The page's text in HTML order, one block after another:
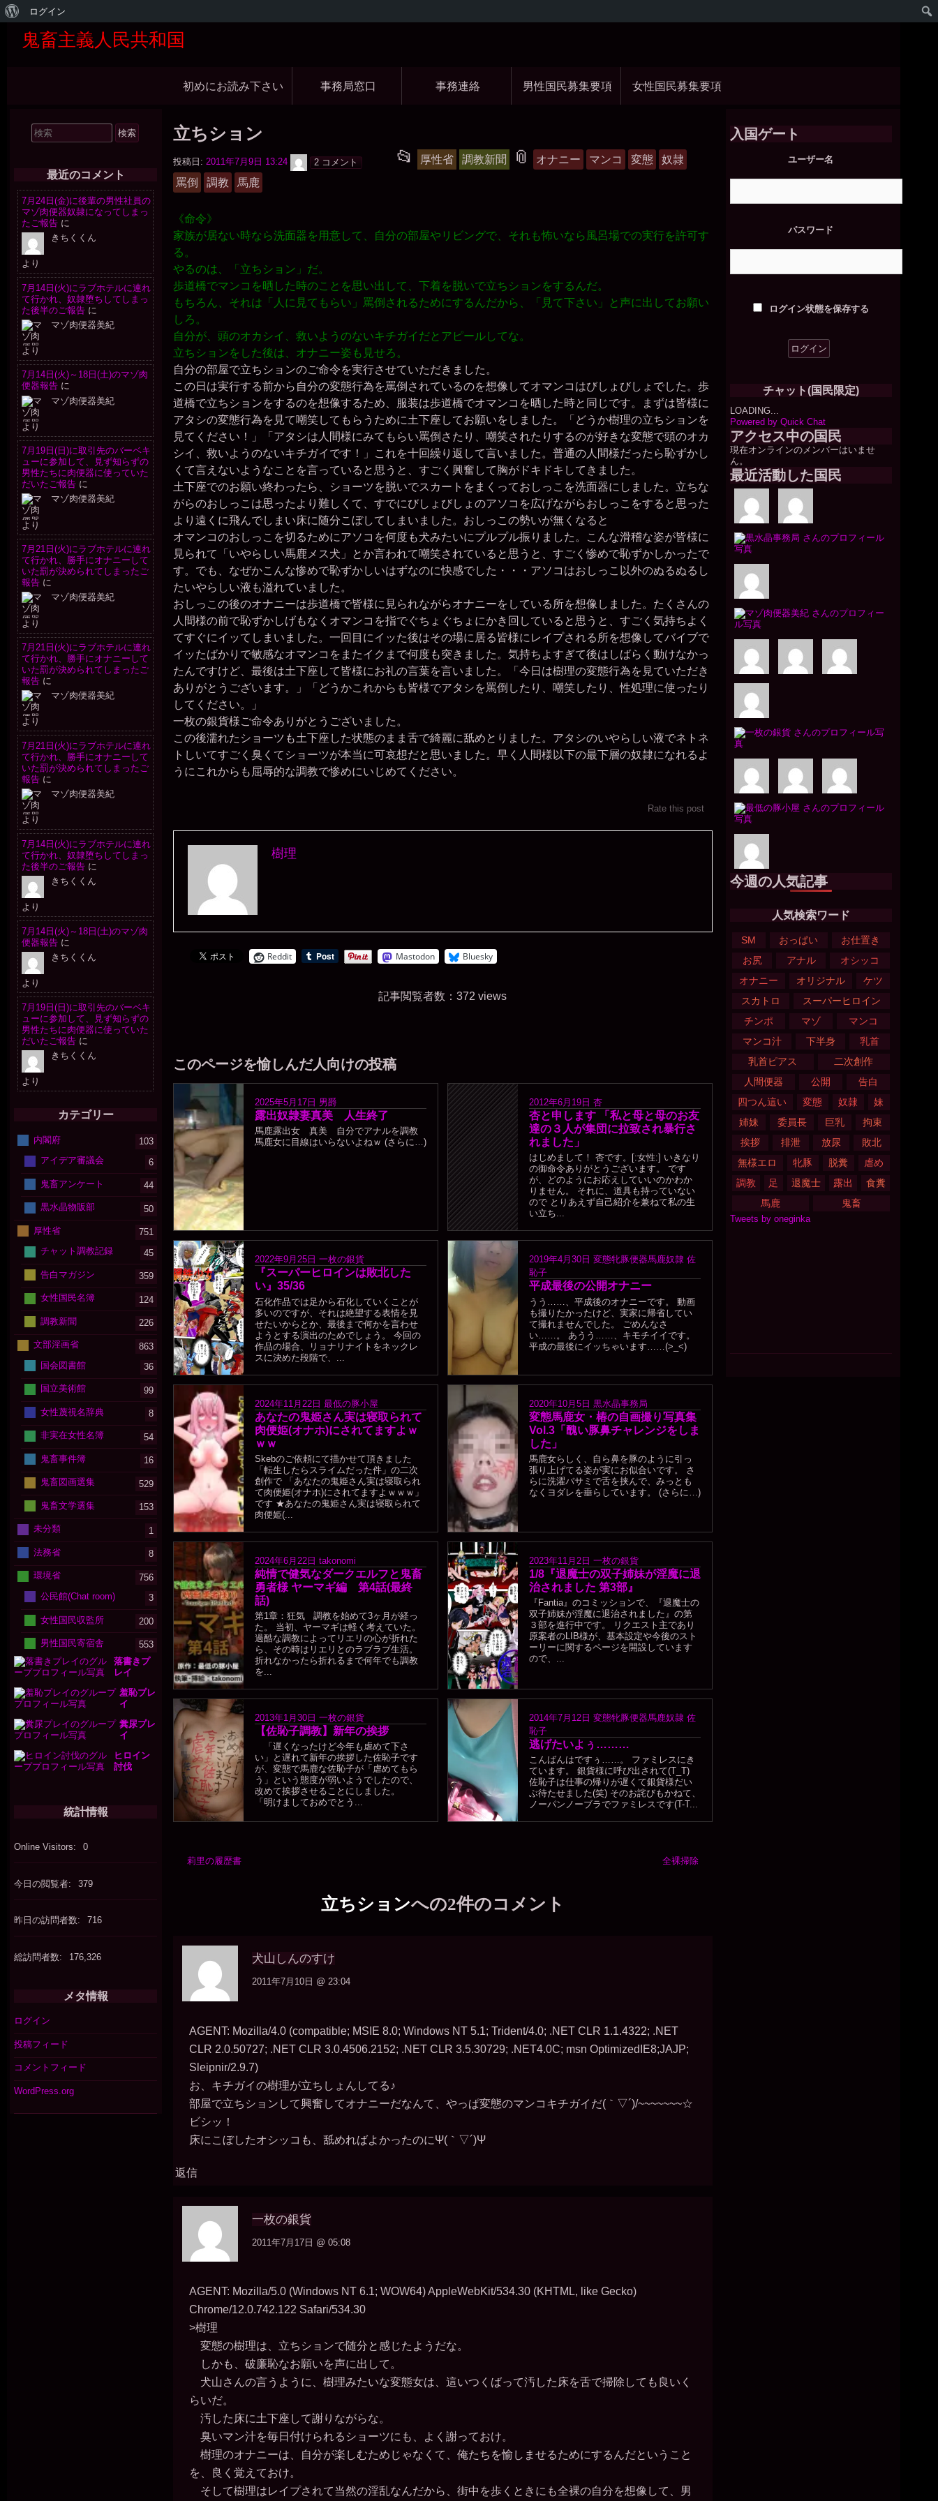
WordPress
に
ログイン
ツ
へ
プ
鬼畜主義人民共和国
ー
シ
ョ
ン
初めにお読み下さい 事務局窓口 事務連絡 男性国民募集要項 女性国民募集要項
立ちション
投稿日: 2011年7月9日 13:24
理2 コメント 📂 投
ー
厚性省 調教新聞 📎 タ
オナニー マンコ 変態
奴隷
罵倒
調教 馬鹿
《命令》
家族が居ない時なら洗面器を用意して、自分の部屋やリビングで、それも怖いなら風呂場での実行を許可す
る。
やるのは、「立ちション」だ。
歩道橋でマンコを晒した時のことを思い出して、下着を脱いで立ちションをするんだ。
もちろん、それは「人に見てもらい」罵倒されるためにするんだから、「見て下さい」と声に出してお願い
しろ。
自分が、頭のオカシイ、救いようのないキチガイだとアピールしてな。
立ちションをした後は、オナニー姿も見せろ。
自分の部屋で立ちションのご命令を実行させていただきました。
この日は実行する前から自分の変態行為を罵倒されているのを想像してオマンコはびしょびしょでした。歩
道橋で立ちションをするのを想像するため、服装は歩道橋でオマンコを晒した時と同じです。まずは皆様に
アタシの変態行為を見て嘲笑してもらうために土下座してお願いをしました。「どうか樹理の立ちションを
見てください！」「アタシは人間様にみてもらい罵倒さたり、嘲笑されたりするのが好きな変態で頭のオカ
シイ、救いようのないキチガイです！」これを十回繰り返して言いました。普通の人間様だったら恥ずかし
くて言えないようなことを言っていると思うと、すごく興奮して胸がドキドキしてきました。
土下座でのお願い終わったら、ショーツを脱いでスカートをまくっておしっこを洗面器にしました。立ちな
がらのおしっこは思ったより難しくて、すでにびしょびしょのアソコを広げながらおしっこをすると思った
より遠くに飛んでしまい床に随分こぼしてしまいました。おしっこの勢いが無くなると
オマンコのおしっこを切るためにアソコを何度も犬みたいにプルプル振りました。こんな滑稽な姿が皆様に
見られて「いやらしい馬鹿メス犬」とか言われて嘲笑されていると思うと、すごく惨めで恥ずかしかったで
す。でも、なぜかこんな惨めで恥ずかしいはずなのに快感でした・・・アソコはおしっこ以外のぬるぬるし
たいやらしい液も溢れていました。
おしっこの後のオナニーは歩道橋で皆様に見られながらオナニーをしている所を想像しました。たくさんの
人間様の前で恥ずかしげもなくオマンコを指でぐちょぐちょにかき回していると思うと、すごく気持ちよく
てすぐにイッてしまいました。一回目にイッた後はその場に居る皆様にレイプされる所を想像してバイブで
イッたばかりで敏感なオマンコをまたイクまで何度も突きました。気持ちよすぎて後はしばらく動けなかっ
たんですけど、最後は土下座して皆様にお礼の言葉を言いました。「今日は樹理の変態行為を見ていただき
ありがとうございます。」「どうかこれからも皆様でアタシを罵倒したり、嘲笑したり、性処理に使ったり
してください。」
一枚の銀貨様ご命令ありがとうございました。
この後濡れたショーツも土下座した状態のまま舌で綺麗に舐めとりました。アタシのいやらしい液でネトネ
トしいてすごく臭くてショーツが本当に可哀想だと思いました。早く人間様以下の最下層の奴隷になれるよ
うにこれからも屈辱的な調教で惨めにいじめてください。
Rate this post
樹理
Reddit Mastodon Bluesky
記事閲覧者数：372 views
このページを愉しんだ人向けの投稿
2025年5月17日 男爵
露出奴隷妻真美 人生終了
馬鹿露出女 真美 自分でアナルを調教
馬鹿女に目線はいらないよねｗ (さらに…)
2012年6月19日 杏
杏と申します 「私と母と母のお友
達の３人が集団に拉致され暴行さ
れました」
はじめまして！ 杏です。[:女性:] いきなり
の御命令ありがとうございます。 です
が、どのようにお応えしていいのかわか
りません。 それに、道具も持っていない
ので とりあえず自己紹介を兼ねて私の生
い立ち...
2022年9月25日 一枚の銀貨
『スーパーヒロインは敗北した
い』35/36
石化作品では足から石化していくことが
多いのですが、それは絶望する表情を見
せたいからとか、最後まで何かを言わせ
ようとする演出のためでしょう。 今回の
作品の場合、リョナリナイトをネックレ
スに決めた段階で、...
2019年4月30日 変態牝豚便器馬鹿奴隷 佐
恥子
平成最後の公開オナニー
うう……、平成後のオナニーです。 動画
も撮りたかったけど、実家に帰省してい
て撮れませんでした。 ごめんなさ
い……。 あうう……、キモチイイです。
平成の最後にイッちゃいます……(>_<)
2024年11月22日 最低の豚小屋
あなたの鬼姫さん実は寝取られて
肉便姫(オナホ)にされてますよｗ
ｗｗ
Skebのご依頼にて描かせて頂きました
「転生したらスライムだった件」の二次
創作で 「あなたの鬼姫さん実は寝取られ
て肉便姫(オナホ)にされてますよｗｗｗ」
です ★あなたの鬼姫さん実は寝取られて
肉便姫(...
2020年10月5日 黒水晶事務局
変態馬鹿女・椿の自画撮り写真集
Vol.3「醜い豚鼻チャレンジをしま
した」
馬鹿女らしく、自ら鼻を豚のように引っ
張り上げてる姿が実にお似合いです。 さ
らに洗濯バサミで舌を挟んで、みっとも
なくヨダレを垂らしています。 (さらに…)
2024年6月22日 takonomi
純情で健気なダークエルフと鬼畜
勇者様 ヤーマギ編 第4話(最終
話)
第1章：狂気 調教を始めて3ヶ月が経っ
た。 当初、ヤーマギは軽く考えていた。
過酷な調教によってリエリの心が折れた
ら、その時はリエリとのラブラブ生活。
折れなかったら折れるまで何年でも調教
を...
2023年11月2日 一枚の銀貨
1/8『退魔士の双子姉妹が淫魔に退
治されました 第3部』
『Fantia』のコミッションで、『退魔士の
双子姉妹が淫魔に退治されました』の第
３部を進行中です。 リクエスト主であり
原案者のLIB様が、基本設定や今後のスト
ーリーに関するページを開設しています
ので、...
2013年1月30日 一枚の銀貨
【佐恥子調教】新年の挨拶
「遅くなったけど今年も虐めて下さ
い」と遅れて新年の挨拶した佐恥子です
が、変態で馬鹿な佐恥子が「虐めてもら
う」という態度が弱いようでしたので、
改めて挨拶させることにしました。
「明けましておめでとう...
2014年7月12日 変態牝豚便器馬鹿奴隷 佐
恥子
逃げたいよぅ………
こんばんはですぅ……。 ファミレスにき
ています。 銀貨様に呼び出されて(T_T)
佐恥子は仕事の帰りが遅くて銀貨様だい
ぶ待たせました(笑) そのお詫びもかねて、
ノーパンノーブラでファミレスです(T-T...
莉里の履歴書 全裸掃除
立ちションへの2件のコメント
犬山しんのすけ
2011年7月10日 @ 23:04
AGENT: Mozilla/4.0 (compatible; MSIE 8.0; Windows NT 5.1; Trident/4.0; .NET CLR 1.1.4322; .NET
CLR 2.0.50727; .NET CLR 3.0.4506.2152; .NET CLR 3.5.30729; .NET4.0C; msn OptimizedIE8;JAJP;
Sleipnir/2.9.7)
お、キチガイの樹理が立ちしょんしてる♪
部屋で立ちションして興奮してオナニーだなんて、やっぱ変態のマンコキチガイだ(｀▽´)/~~~~~~~☆
ビシッ！
床にこぼしたオシッコも、舐めればよかったのにΨ(｀▽´)Ψ
返信
一枚の銀貨
2011年7月17日 @ 05:08
AGENT: Mozilla/5.0 (Windows NT 6.1; WOW64) AppleWebKit/534.30 (KHTML, like Gecko)
Chrome/12.0.742.122 Safari/534.30
>樹理
変態の樹理は、立ちションで随分と感じたようだな。
しかも、破廉恥なお願いを声に出して。
犬山さんの言うように、樹理みたいな変態女は、這いつくばって汚した床を舌で掃除しても良いく
らいだ。
汚した床に土下座して謝りながらな。
臭いマン汁を毎日付けられるショーツにも、よく謝っておけ。
樹理のオナニーは、自分が楽しむためじゃなくて、俺たちを愉しませるためにするんだということ
を、良く覚えておけ。
そして樹理はレイプされて当然の淫乱なんだから、街中を歩くときにも全裸の自分を想像して、男
入国ゲート
ユーザー名
パスワード
ログイン状態を保存する
チャット(国民限定)
LOADING...
Powered by Quick Chat
アクセス中の国民
現在オンラインのメンバーはいませ
ん。
最近活動した国民
今週の人気記事
人気検索ワード
SM おっぱい
お仕置き
お尻
アナル
オシッコ
オナニー
オリジナル
ケツ
スカトロ
スーパーヒロイン
チンポ
マゾ
マンコ
マンコ汁
下半身
乳首
乳首ピアス
二次創作
人間便器
公開
告白
四つん這い
変態 奴隷
妹
姉妹
委員長 巨乳
拘束
挨拶
排泄 放尿
敗北
無様エロ
牝豚 脱糞
虐め
調教
足 退魔士 露出
食糞
馬鹿
鬼畜
Tweets by oneginka
検
索
最近のコメント
7月24日(金)に後輩の男性社員の
マゾ肉便器奴隷になってしまっ
たご報告に
きちくくん
より
7月14日(火)にラブホテルに連れ
て行かれ、奴隷堕ちしてしまっ
た後半のご報告に
マゾ肉便器美紀
より
7月14日(火)～18日(土)のマゾ肉
便器報告に
マゾ肉便器美紀
より
7月19日(日)に取引先のバーベキ
ューに参加して、見ず知らずの
男性たちに肉便器に使っていた
だいたご報告に
マゾ肉便器美紀
より
7月21日(火)にラブホテルに連れ
て行かれ、勝手にオナニーして
いた罰が決められてしまったご
報告に
マゾ肉便器美紀
より
7月21日(火)にラブホテルに連れ
て行かれ、勝手にオナニーして
いた罰が決められてしまったご
報告に
マゾ肉便器美紀
より
7月21日(火)にラブホテルに連れ
て行かれ、勝手にオナニーして
いた罰が決められてしまったご
報告に
マゾ肉便器美紀
より
7月14日(火)にラブホテルに連れ
て行かれ、奴隷堕ちしてしまっ
た後半のご報告に
きちくくん
より
7月14日(火)～18日(土)のマゾ肉
便器報告に
きちくくん
より
7月19日(日)に取引先のバーベキ
ューに参加して、見ず知らずの
男性たちに肉便器に使っていた
だいたご報告に
きちくくん
より
カテゴリー
内閣府
103
アイデア審議会
6
鬼畜アンケート 44
黒水晶物販部 50
厚性省
751
チャット調教記録
45
告白マガジン 359
女性国民名簿 124
調教新聞 226
文部淫画省
863
国会図書館
36
国立美術館 99
女性蔑視名辞典 8
非実在女性名簿 54
鬼畜事件簿 16
鬼畜図画選集 529
鬼畜文学選集 153
未分類 1
法務省 8
環境省
756
公民館(Chat room)
3
女性国民収監所 200
男性国民寄宿舎
553
落書きプ
レイ
羞恥プレ
イ
糞尿プレ
イ
ヒロイン
討伐
統計情報
Online Visitors: 0
今日の閲覧者: 379
昨日の訪問者数: 716
総訪問者数: 176,326
メタ情報
ログイン
投稿フィード
コメントフィード
WordPress.org